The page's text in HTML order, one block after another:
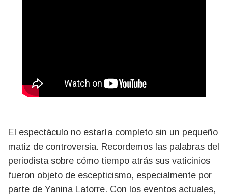
El espectáculo no estaría completo sin un pequeño
matiz de controversia. Recordemos las palabras del
periodista sobre cómo tiempo atrás sus vaticinios
fueron objeto de escepticismo, especialmente por
parte de Yanina Latorre. Con los eventos actuales,